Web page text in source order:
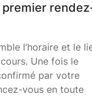
l’horaire et le
Une fois le
par votre
vous en toute